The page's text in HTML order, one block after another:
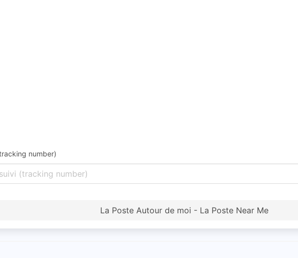
number)
La Poste Autour de moi - La Poste Near Me